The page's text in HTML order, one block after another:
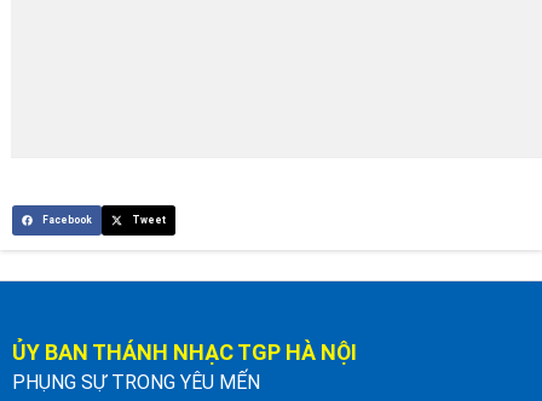
Facebook Tweet
ỦY BAN THÁNH NHẠC TGP HÀ NỘI
PHỤNG SỰ TRONG YÊU MẾN